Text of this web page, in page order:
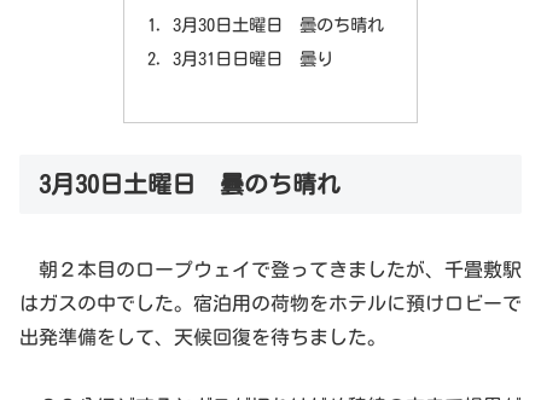
3月30日土曜日 曇のち晴れ
3月31日日曜日 曇り
3月30日土曜日 曇のち晴れ
朝２本目のロープウェイで登ってきましたが、千畳敷駅
はガスの中でした。宿泊用の荷物をホテルに預けロビーで
出発準備をして、天候回復を待ちました。